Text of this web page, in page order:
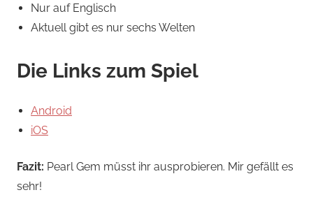
Nur auf Englisch
Aktuell gibt es nur sechs Welten
Die Links zum Spiel
Android
iOS
Fazit: Pearl Gem müsst ihr ausprobieren. Mir gefällt es
sehr!